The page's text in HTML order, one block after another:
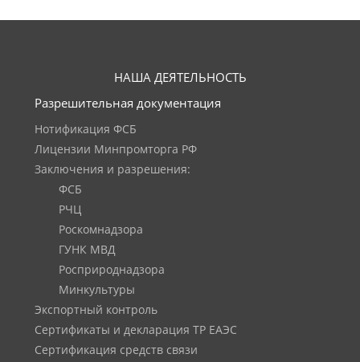
НАША ДЕЯТЕЛЬНОСТЬ
Разрешительная документация
Нотификация ФСБ
Лицензии Минпромторга РФ
Заключения и разрешения:
ФСБ
РЧЦ
Роскомнадзора
ГУНК МВД
Росприроднадзора
Минкультуры
Экспортный контроль
Сертификаты и декларация ТР ЕАЭС
Сертификация средств связи